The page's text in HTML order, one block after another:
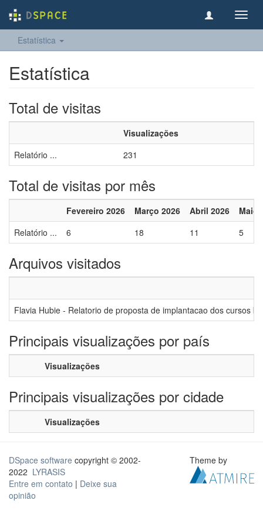
Estatística
Estatística
Total de visitas
Visualizações
Relatório ...
231
Total de visitas por mês
Fevereiro 2026 Março 2026 Abril 2026
Maio
Relatório ...
6 18 11 5
Arquivos visitados
Flavia Hubie - Relatorio de proposta de implantacao dos cursos
Principais visualizações por país
Visualizações
Principais visualizações por cidade
Visualizações
DSpace software copyright © 2002-
2022 LYRASIS
Entre em contato | Deixe sua
opinião
Theme by